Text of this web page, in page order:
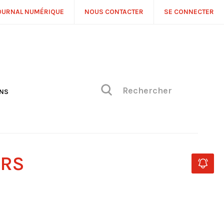
NUMÉRIQUE NOUS CONTACTER SE CONNECTER